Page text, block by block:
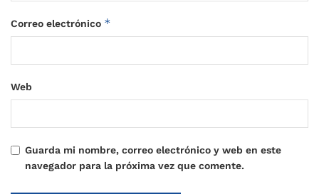
Correo electrónico *
Web
Guarda mi nombre, correo electrónico y web en este
navegador para la próxima vez que comente.